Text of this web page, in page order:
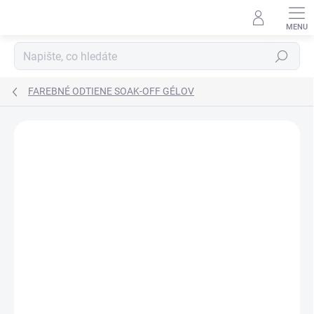
Hledat
FAREBNÉ ODTIENE SOAK-OFF GÉLOV